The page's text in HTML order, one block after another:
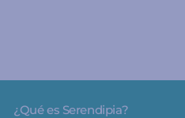
¿Qué es Serendipia?